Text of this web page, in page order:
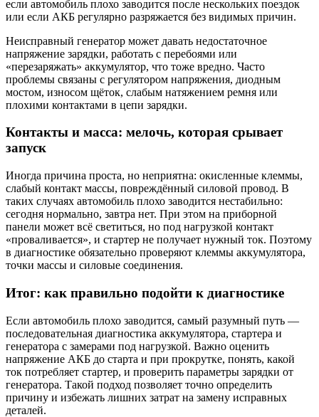
если автомобиль плохо заводится после нескольких поездок
или если АКБ регулярно разряжается без видимых причин.
Неисправный генератор может давать недостаточное
напряжение зарядки, работать с перебоями или
«перезаряжать» аккумулятор, что тоже вредно. Часто
проблемы связаны с регулятором напряжения, диодным
мостом, износом щёток, слабым натяжением ремня или
плохими контактами в цепи зарядки.
Контакты и масса: мелочь, которая срывает
запуск
Иногда причина проста, но неприятна: окисленные клеммы,
слабый контакт массы, повреждённый силовой провод. В
таких случаях автомобиль плохо заводится нестабильно:
сегодня нормально, завтра нет. При этом на приборной
панели может всё светиться, но под нагрузкой контакт
«проваливается», и стартер не получает нужный ток. Поэтому
в диагностике обязательно проверяют клеммы аккумулятора,
точки массы и силовые соединения.
Итог: как правильно подойти к диагностике
Если автомобиль плохо заводится, самый разумный путь —
последовательная диагностика аккумулятора, стартера и
генератора с замерами под нагрузкой. Важно оценить
напряжение АКБ до старта и при прокрутке, понять, какой
ток потребляет стартер, и проверить параметры зарядки от
генератора. Такой подход позволяет точно определить
причину и избежать лишних затрат на замену исправных
деталей.